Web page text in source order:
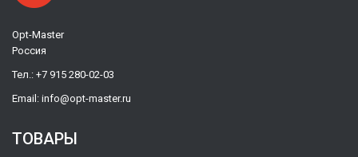
Opt-Master
Россия
Тел.: +7 915 280-02-03
Email: info@opt-master.ru
ТОВАРЫ